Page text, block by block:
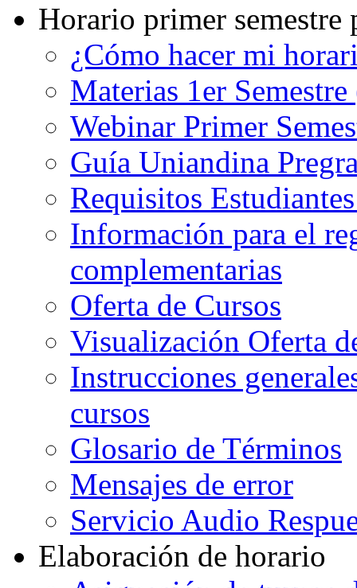
Horario primer semestre
¿Cómo hacer mi
Materias 1er
Webinar Primer
Guía Uniandina
Requisitos
Información para el
complementarias
Oferta de Cursos
Visualización Oferta
Instrucciones
cursos
Glosario de Términos
Mensajes de error
Servicio Audio
Elaboración de horario